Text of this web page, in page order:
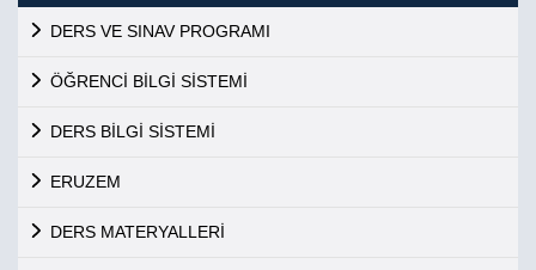
DERS VE SINAV PROGRAMI
ÖĞRENCİ BİLGİ SİSTEMİ
DERS BİLGİ SİSTEMİ
ERUZEM
DERS MATERYALLERİ